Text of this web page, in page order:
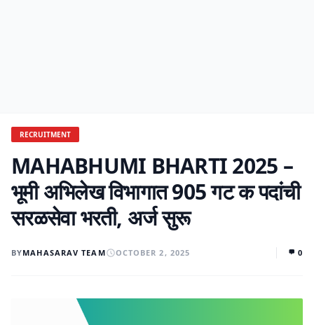
RECRUITMENT
MAHABHUMI BHARTI 2025 –
भूमी अभिलेख विभागात 905 गट क पदांची
सरळसेवा भरती, अर्ज सुरू
BYMAHASARAV TEAM OCTOBER 2, 2025 0